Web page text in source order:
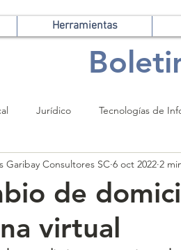
Herramientas
Jurídico Tecnologías de
de
virtual
Garibay Consultores SC 6 oct 2022 2